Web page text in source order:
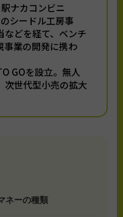
ナカコンビニ
シードル工房事
などを経て、ベンチ
事業の開発に携わ
GOを設立。無人
次世代型小売の拡大
ネーの種類